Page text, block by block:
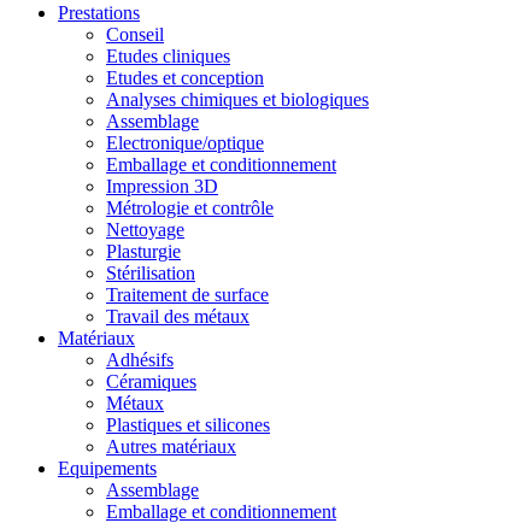
Prestations
Conseil
Etudes cliniques
Etudes et conception
Analyses chimiques et biologiques
Assemblage
Electronique/optique
Emballage et conditionnement
Impression 3D
Métrologie et contrôle
Nettoyage
Plasturgie
Stérilisation
Traitement de surface
Travail des métaux
Matériaux
Adhésifs
Céramiques
Métaux
Plastiques et silicones
Autres matériaux
Equipements
Assemblage
Emballage et conditionnement